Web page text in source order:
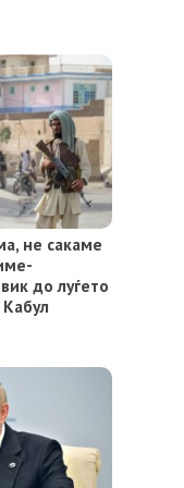
не сакаме
до луѓето